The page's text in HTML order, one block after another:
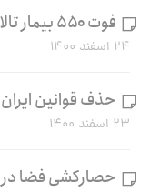
فوت ۵۵۰ بیمار تالاسمی در سه سال اخیر
۲۴ اسفند ۱۴۰۰
حذف قوانین
۲۳ اسفند ۱۴۰۰
حصارکشی فضا در